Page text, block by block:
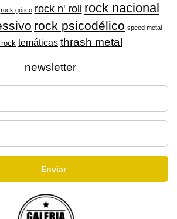
rock gótico rock n' roll rock nacional
rock psicodélico speed metal
temáticas thrash metal
newsletter